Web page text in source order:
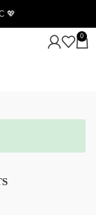
la achizitii de
0